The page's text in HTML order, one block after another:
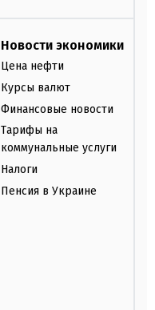
Новости экономики
Цена нефти
Курсы валют
Финансовые новости
Тарифы на
коммунальные услуги
Налоги
Пенсия в Украине